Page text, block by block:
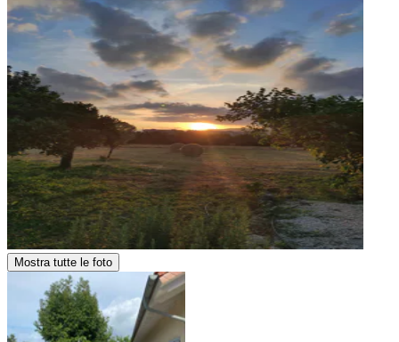
Mostra tutte le foto